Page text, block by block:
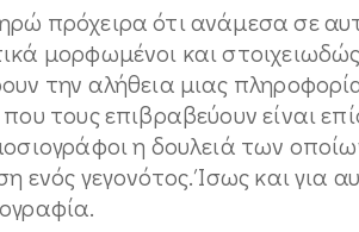
πρόχειρα ότι ανάμεσα σε
μορφωμένοι και
την αλήθεια μιας
τους επιβραβεύουν είναι
η δουλειά των
ενός γεγονότος. Ίσως και για